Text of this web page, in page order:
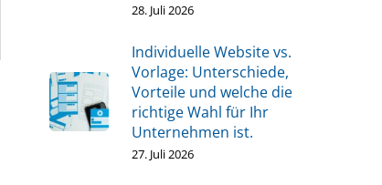
28. Juli 2026
Individuelle Website vs.
Vorlage: Unterschiede,
Vorteile und welche die
richtige Wahl für Ihr
Unternehmen ist.
27. Juli 2026